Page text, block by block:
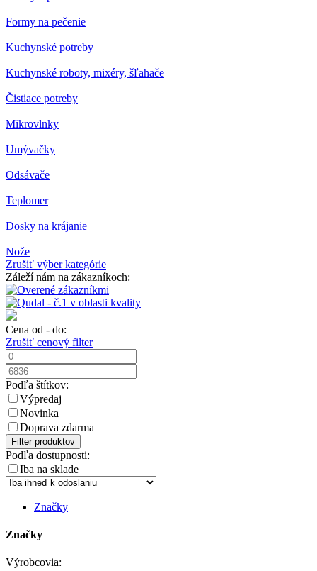
Formy na pečenie
Kuchynské potreby
Kuchynské roboty, mixéry, šľahače
Čistiace potreby
Mikrovlnky
Umývačky
Odsávače
Teplomer
Dosky na krájanie
Nože
Zrušiť výber kategórie
Záleží nám na zákazníkoch:
Cena od - do:
Zrušiť cenový filter
Podľa štítkov:
Výpredaj
Novinka
Doprava zdarma
Filter produktov
Podľa dostupnosti:
Iba na sklade
Značky
Značky
Výrobcovia: